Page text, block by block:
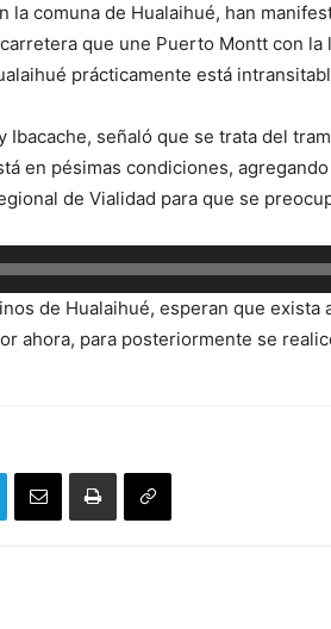
la comuna de Hualaihué, han
que une Puerto Montt con la
prácticamente está
Ibacache, señaló que se trata del
en pésimas condiciones,
de Vialidad para que se
de Hualaihué, esperan que exista
ahora, para posteriormente se